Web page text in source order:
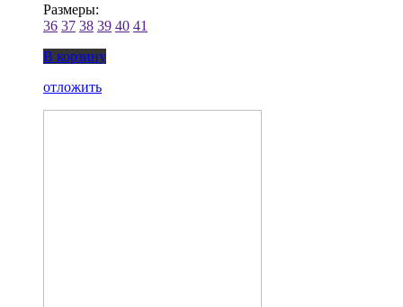
Размеры:
36 37 38 39 40 41
В корзину
отложить